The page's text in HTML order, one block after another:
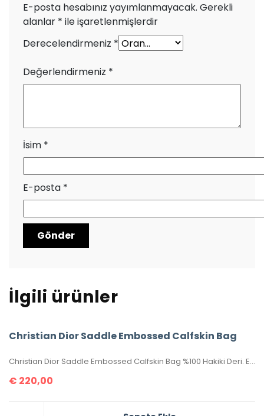
E-posta hesabınız yayımlanmayacak. Gerekli
alanlar * ile işaretlenmişlerdir
Derecelendirmeniz *
Değerlendirmeniz *
İsim *
E-posta *
İlgili ürünler
Christian Dior Saddle Embossed Calfskin Bag
Christian Dior Saddle Embossed Calfskin Bag %100 Hakiki Deri. Elde, kolda veya omuzda taşımaya uygundur. Yüksek kalite, işçilikli, tamamen birebir üründür.Seri numaralıdır.Ebatı 25x20x6 cm dir. Kutulu, toz torbalı, sertifikalıdır.
€ 220,00